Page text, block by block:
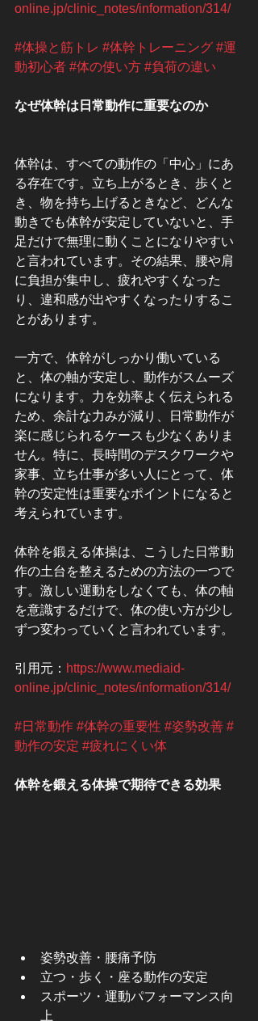
online.jp/clinic_notes/information/314/
#体操と筋トレ #体幹トレーニング #運
動初心者 #体の使い方 #負荷の違い
なぜ体幹は日常動作に重要なのか
体幹は、すべての動作の「中心」にあ
る存在です。立ち上がるとき、歩くと
き、物を持ち上げるときなど、どんな
動きでも体幹が安定していないと、手
足だけで無理に動くことになりやすい
と言われています。その結果、腰や肩
に負担が集中し、疲れやすくなった
り、違和感が出やすくなったりするこ
とがあります。
一方で、体幹がしっかり働いている
と、体の軸が安定し、動作がスムーズ
になります。力を効率よく伝えられる
ため、余計な力みが減り、日常動作が
楽に感じられるケースも少なくありま
せん。特に、長時間のデスクワークや
家事、立ち仕事が多い人にとって、体
幹の安定性は重要なポイントになると
考えられています。
体幹を鍛える体操は、こうした日常動
作の土台を整えるための方法の一つで
す。激しい運動をしなくても、体の軸
を意識するだけで、体の使い方が少し
ずつ変わっていくと言われています。
引用元： https://www.mediaid-
online.jp/clinic_notes/information/314/
#日常動作 #体幹の重要性 #姿勢改善 #
動作の安定 #疲れにくい体
体幹を鍛える体操で期待できる効果
姿勢改善・腰痛予防
立つ・歩く・座る動作の安定
スポーツ・運動パフォーマンス向
上